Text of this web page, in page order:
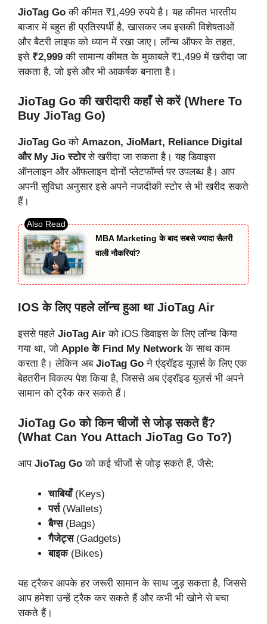
JioTag Go की कीमत ₹1,499 रुपये है। यह कीमत भारतीय
बाजार में बहुत ही प्रतिस्पर्धी है, खासकर जब इसकी विशेषताओं
और बैटरी लाइफ को ध्यान में रखा जाए। लॉन्च ऑफर के तहत,
इसे ₹2,999 की सामान्य कीमत के मुकाबले ₹1,499 में खरीदा जा
सकता है, जो इसे और भी आकर्षक बनाता है।
JioTag Go की खरीदारी कहाँ से करें (Where To
Buy JioTag Go)
JioTag Go को Amazon, JioMart, Reliance Digital
और My Jio स्टोरसे खरीदा जा सकता है। यह डिवाइस
ऑनलाइन और ऑफलाइन दोनों प्लेटफॉर्म्स पर उपलब्ध है। आप
अपनी सुविधा अनुसार इसे अपने नजदीकी स्टोर से भी खरीद सकते
हैं।
MBA Marketing के बाद सबसे ज्यादा सैलरी
वाली नौकरियां?
IOS के लिए पहले लॉन्च हुआ था JioTag Air
इससे पहले JioTag Air को iOS डिवाइस के लिए लॉन्च किया
गया था, जो Apple के Find My Networkके साथ काम
करता है। लेकिन अब JioTag Go ने एंड्रॉइड यूज़र्स के लिए एक
बेहतरीन विकल्प पेश किया है, जिससे अब एंड्रॉइड यूज़र्स भी अपने
सामान को ट्रैक कर सकते हैं।
JioTag Go को किन चीजों से जोड़ सकते हैं?
(What Can You Attach JioTag Go To?)
आप JioTag Go को कई चीजों से जोड़ सकते हैं, जैसे:
चाबियाँ(Keys)
पर्स(Wallets)
बैग्स(Bags)
गैजेट्स(Gadgets)
बाइक(Bikes)
यह ट्रैकर आपके हर जरूरी सामान के साथ जुड़ सकता है, जिससे
आप हमेशा उन्हें ट्रैक कर सकते हैं और कभी भी खोने से बचा
सकते हैं।